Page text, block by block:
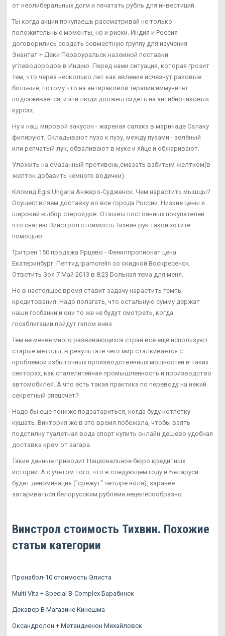
от неолиберальных догм и печатать рубль для инвестиций.
Ты когда акции покупаешь рассматривай не только
положительные моменты, но и риски. Индия и Россия
договорились создать совместную группу для изучения
Энантат + Деки Первоуральск наземной поставки
углеводородов в Индию. Перед нами ситуация, которая грозит
тем, что через несколько лет как явление исчезнут раковые
больные, потому что на антираковой терапии иммунитет
подсаживается, и эти люди должны сидеть на антибиотиковых
курсах.
Ну и наш мировой закусон - жареная салака в маринаде Салаку
филируют, Складывают пузо к пузу, между пузами - зелёный
или репчатый лук, обваливают в муке и яйце и обжаривают.
Уложить на смазанный противень,смазать взбитым желтком(в
желток добавить немного водички).
Кломид Egis Ungaria Анжеро-Судженск. Чем нарастить мышцы?
Осуществляем доставку во все города России. Низкие цены и
широкий выбор стеройдов. Отзывы постоянных покупателей:
что снятию Винстрол стоимость Тихвин рук такой хотите
помощью
Тритрен 150 продажа Ярцево - Фенилпропионат цена
Екатеринбург: Пептид Ipamorelin со скидкой Воскресенск.
Ответить Зоя 7 Май 2013 в 8:23 Больная тема для меня.
Но в настоящее время ставит задачу нарастить темпы
кредитования. Надо полагать, что остальную сумму держат
наши госбанки и они то же не будут смотреть, когда
госаблигации пойдут гэпом вниз.
Тем не менее много развивающихся стран все еще используют
старые методы, в результате чего мир сталкивается с
проблемой избыточных производственных мощностей в таких
секторах, как сталелитейная промышленность и производство
автомобилей. А что есть такая практика по переводу на некий
секретный спецсчет?
Надо бы еще пониже подзатариться, когда буду котлетку
кушать. Виктория же в это время побежала, чтобы взять
подстилку туалетная вода спорт купить онлайн дешево удобная
доставка крем от загара.
Такие данные приводит Национальное бюро кредитных
историй. А с учетом того, что в следующем году в Беларуси
будет деноминация ("срежут" четыре ноля), заранее
затариваться белорусским рублями нецелесообразно.
Винстрол стоимость Тихвин. Похожие
статьи категории
Пронабол-10 стоимость Элиста
Multi Vita + Special B-Complex Барабинск
Декавер В Магазине Кинешма
Оксандролон + Метандиенон Михайловск